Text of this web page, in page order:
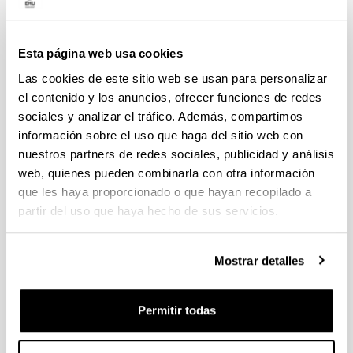
Esta página web usa cookies
Las cookies de este sitio web se usan para personalizar
el contenido y los anuncios, ofrecer funciones de redes
sociales y analizar el tráfico. Además, compartimos
información sobre el uso que haga del sitio web con
nuestros partners de redes sociales, publicidad y análisis
web, quienes pueden combinarla con otra información
que les haya proporcionado o que hayan recopilado a
partir del uso que haya hecho de sus servicios.
Mostrar detalles
Permitir todas
adquisición y renovación de
bibliográficos en la UPV/EHU 2024
Infraestructura científica
Sin trámite abierto (Plazo de presentación de
solicitudes: 08/02/2024 - 29/02/2024)
Entidades convocantes
Vicerrectorado de Investigación, - EHU
Convocatorias anteriores
Datos de contacto
Documentos